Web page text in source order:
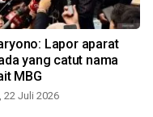
Lapor aparat
yang catut nama
MBG
22 Juli 2026